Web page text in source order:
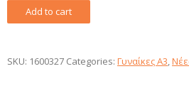
Ριζόχαρτο
Decoupage
1600327
Add to cart
SKU: 1600327 Categories: Γυναίκες Α3,